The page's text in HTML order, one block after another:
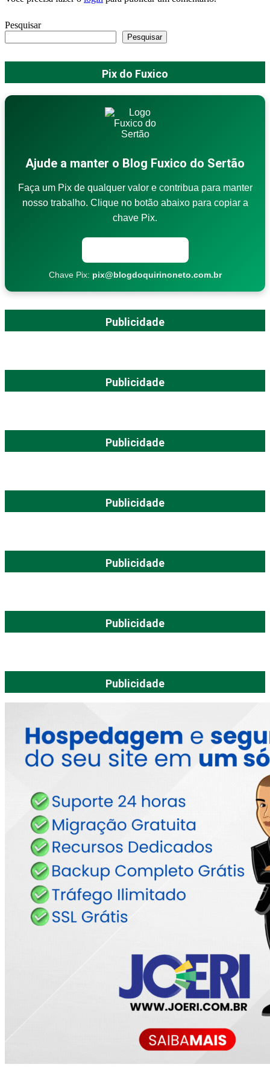
Pesquisar
Pesquisar
Pix do Fuxico
Ajude a manter o Blog Fuxico do Sertão
Faça um Pix de qualquer valor e contribua para manter
nosso trabalho. Clique no botão abaixo para copiar a
chave Pix.
Chave Pix: pix@blogdoquirinoneto.com.br
Publicidade
Publicidade
Publicidade
Publicidade
Publicidade
Publicidade
Publicidade